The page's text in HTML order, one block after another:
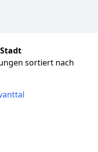
sortiert nach